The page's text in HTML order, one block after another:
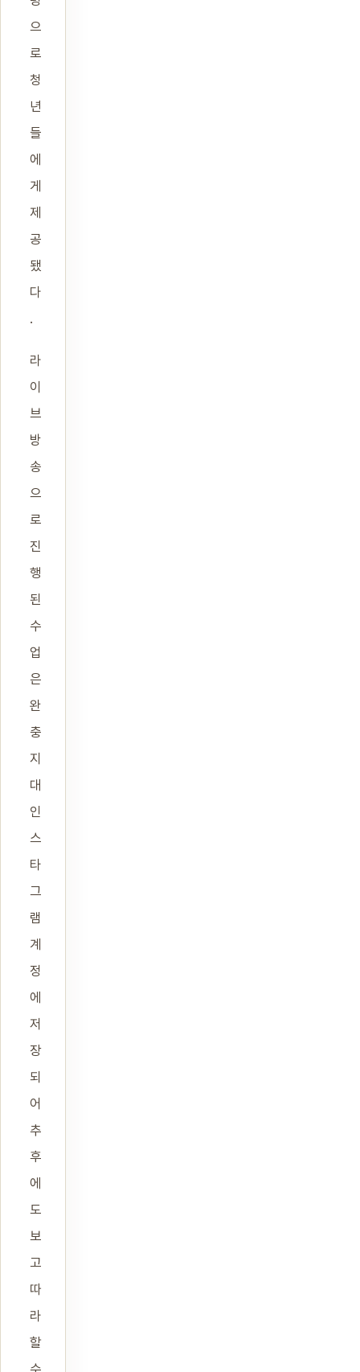
으
로
청
년
들
에
게
제
공
됐
다
.
라
이
브
방
송
으
로
진
행
된
수
업
은
완
충
지
대
인
스
타
그
램
계
정
에
저
장
되
어
추
후
에
도
보
고
따
라
할
수